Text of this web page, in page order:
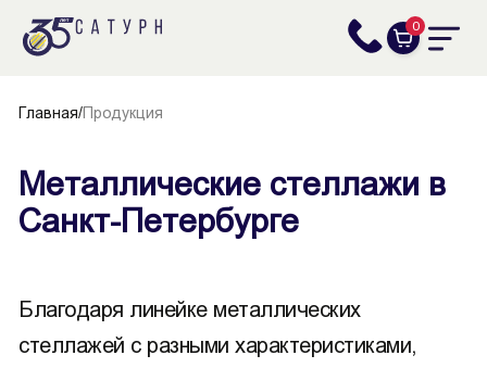
0
Главная/Продукция
Металлические стеллажи в
Санкт-Петербурге
Благодаря линейке металлических
стеллажей с разными характеристиками,